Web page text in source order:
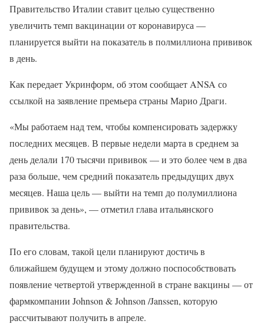
Правительство Италии ставит целью существенно
увеличить темп вакцинации от коронавируса —
планируется выйти на показатель в полмиллиона прививок
в день.
Как передает Укринформ, об этом сообщает ANSA со
ссылкой на заявление премьера страны Марио Драги.
«Мы работаем над тем, чтобы компенсировать задержку
последних месяцев. В первые недели марта в среднем за
день делали 170 тысячи прививок — и это более чем в два
раза больше, чем средний показатель предыдущих двух
месяцев. Наша цель — выйти на темп до полумиллиона
прививок за день», — отметил глава итальянского
правительства.
По его словам, такой цели планируют достичь в
ближайшем будущем и этому должно поспособствовать
появление четвертой утвержденной в стране вакцины — от
фармкомпании Johnson & Johnson /Janssen, которую
рассчитывают получить в апреле.